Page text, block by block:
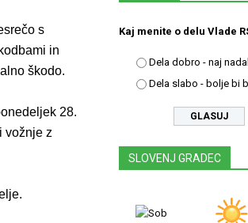
s
in
škodo.
28.
vožnje z
Kaj menite o delu Vlade
Dela dobro - naj
Dela slabo - bolje bi
SLOVENJ GRADEC